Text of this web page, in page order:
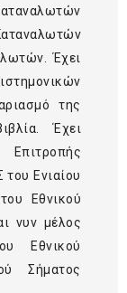
. Έχει
της
Έχει
Ενιαίου
Εθνικού
νυν μέλος
Εθνικού
Σήματος